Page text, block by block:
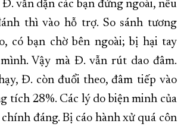
vẫn dặn các bạn đứng ngoài, nếu
thì vào hỗ trợ. So sánh tương
có bạn chờ bên ngoài; bị hại tay
Vậy mà Đ. vẫn rút dao đâm.
Đ. còn đuổi theo, đâm tiếp vào
tích 28%. Các lý do biện minh của
đáng. Bị cáo hành xử quá côn